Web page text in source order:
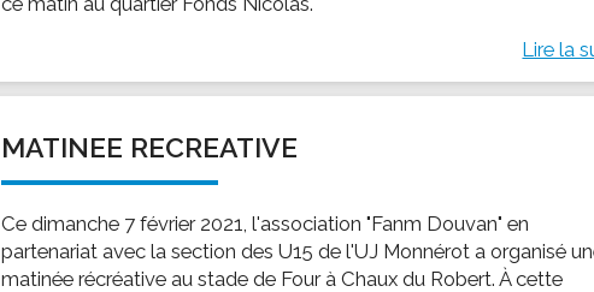
Lire la
MATINEE RECREATIVE
Ce dimanche 7 février 2021, l'association "Fanm Douvan" en
partenariat avec la section des U15 de l'UJ Monnérot a organisé
matinée récréative au stade de Four à Chaux du Robert. À cette